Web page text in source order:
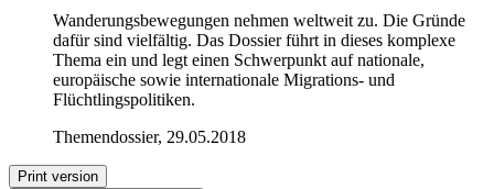
Wanderungsbewegungen nehmen weltweit zu. Die Gründe
dafür sind vielfältig. Das Dossier führt in dieses komplexe
Thema ein und legt einen Schwerpunkt auf nationale,
europäische sowie internationale Migrations- und
Flüchtlingspolitiken.
Themendossier, 29.05.2018
Print version